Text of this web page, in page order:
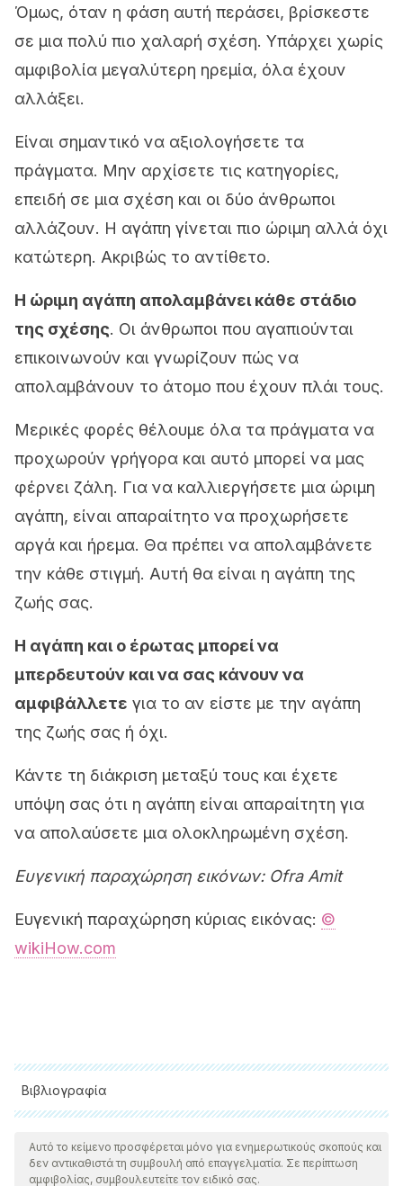
Όμως, όταν η φάση αυτή περάσει, βρίσκεστε
σε μια πολύ πιο χαλαρή σχέση. Υπάρχει χωρίς
αμφιβολία μεγαλύτερη ηρεμία, όλα έχουν
αλλάξει.
Είναι σημαντικό να αξιολογήσετε τα
πράγματα. Μην αρχίσετε τις κατηγορίες,
επειδή σε μια σχέση και οι δύο άνθρωποι
αλλάζουν. Η αγάπη γίνεται πιο ώριμη αλλά όχι
κατώτερη. Ακριβώς το αντίθετο.
Η ώριμη αγάπη απολαμβάνει κάθε στάδιο
της σχέσης. Οι άνθρωποι που αγαπιούνται
επικοινωνούν και γνωρίζουν πώς να
απολαμβάνουν το άτομο που έχουν πλάι τους.
Μερικές φορές θέλουμε όλα τα πράγματα να
προχωρούν γρήγορα και αυτό μπορεί να μας
φέρνει ζάλη. Για να καλλιεργήσετε μια ώριμη
αγάπη, είναι απαραίτητο να προχωρήσετε
αργά και ήρεμα. Θα πρέπει να απολαμβάνετε
την κάθε στιγμή. Αυτή θα είναι η αγάπη της
ζωής σας.
Η αγάπη και ο έρωτας μπορεί να
μπερδευτούν και να σας κάνουν να
αμφιβάλλετε για το αν είστε με την αγάπη
της ζωής σας ή όχι.
Κάντε τη διάκριση μεταξύ τους και έχετε
υπόψη σας ότι η αγάπη είναι απαραίτητη για
να απολαύσετε μια ολοκληρωμένη σχέση.
Ευγενική παραχώρηση εικόνων: Ofra Amit
Ευγενική παραχώρηση κύριας εικόνας: ©
wikiHow.com
Βιβλιογραφία
Όλες οι παραθέτονται πηγές ελέγχθηκαν προσεκτικά από
την ομάδα μας για να διασφαλιστεί η ποιότητα, η
αξιοπιστία, η επικαιρότητα και η εγκυρότητά τους. Η
Αυτό το κείμενο προσφέρεται μόνο για ενημερωτικούς σκοπούς και
δεν αντικαθιστά τη συμβουλή από επαγγελματία. Σε περίπτωση
αμφιβολίας, συμβουλευτείτε τον ειδικό σας.